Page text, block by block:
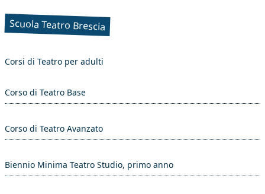
Scuola Teatro Brescia
Corsi di Teatro per adulti
Corso di Teatro Base
Corso di Teatro Avanzato
Biennio Minima Teatro Studio, primo anno